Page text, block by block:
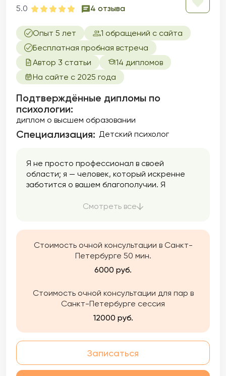
5.0 4 отзыва
Опыт 5 лет
1 обращений с сайта
Бесплатная пробная встреча
Автор 3 статьи
14 дипломов
На сайте с 2025 года
Подтверждённые дипломы по
психологии:
диплом о высшем образовании
Специализация: Детский психолог
Я не просто профессионал в своей
области; я — человек, который искренне
заботится о вашем благополучии. Я
прохожу профессиональную гигиену, чтобы
Смотреть все
Стоимость очной консультации в Санкт-
Петербурге 50 мин.
6000 руб.
Стоимость очной консультации для пар в
Санкт-Петербурге сессия
12000 руб.
Записаться